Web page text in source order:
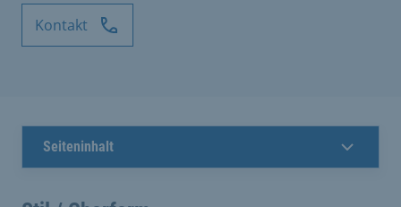
Kontakt
Seiteninhalt